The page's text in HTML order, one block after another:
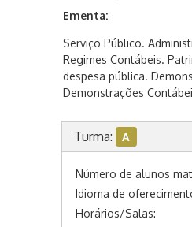
Ementa:
Serviço Público.
Regimes Contábeis.
despesa pública.
Demonstrações
Turma: A
Número de alunos
Idioma de
Horários/Salas: